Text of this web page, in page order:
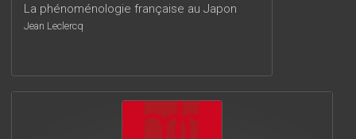
La phénoménologie française au Japon
Jean Leclercq